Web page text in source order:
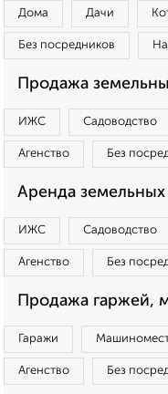
Дома Дачи
Без посредников
Продажа
ИЖС Садоводство
Агенство Без
Аренда земельных
ИЖС Садоводство
Агенство Без
Продажа гаржей,
Гаражи
Агенство Без